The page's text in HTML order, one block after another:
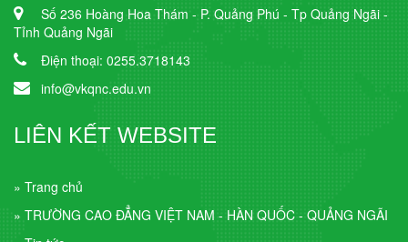
Số 236 Hoàng Hoa Thám - P. Quảng Phú - Tp Quảng Ngãi -
Tỉnh Quảng Ngãi
Điện thoại: 0255.3718143
info@vkqnc.edu.vn
LIÊN KẾT WEBSITE
» Trang chủ
» TRƯỜNG CAO ĐẲNG VIỆT NAM - HÀN QUỐC - QUẢNG NGÃI